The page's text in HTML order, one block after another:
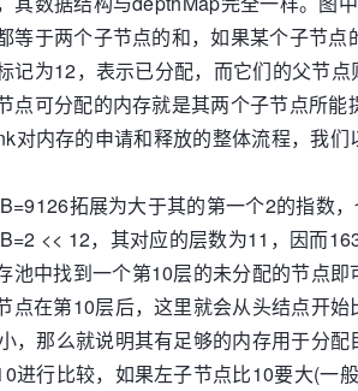
等于两个子节点的和，如果某个子节
记为12，表示已分配，而它们的父节
点可分配的内存就是其两个子节点所能
对内存的申请和释放的整体流程，我
拓展为大于其的第一个2的指数
<< 12，其对应的层数为11，因而
池中找到一个第10层的未分配的节点即
点在第10层后，这里就会从头结点开
，那么就说明其有足够的内存用于分
进行比较，如果左子节点比10要大(一